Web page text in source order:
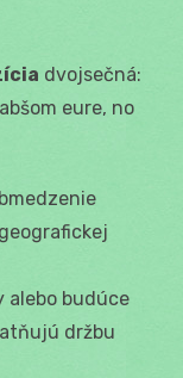
dvojsečná:
eure, no
alebo budúce
držbu